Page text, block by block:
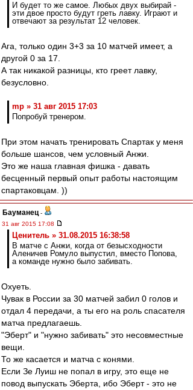
И будет то же самое. Любых двух выбирай -
эти двое просто будут греть лавку. Играют и
отвечают за результат 12 человек.
Ага, только один 3+3 за 10 матчей имеет, а
другой 0 за 17.
А так никакой разницы, кто греет лавку,
безусловно.
mp » 31 авг 2015 17:03
Попробуй тренером.
При этом начать тренировать Спартак у меня
больше шансов, чем условный Анжи.
Это же наша главная фишка - давать
бесценный первый опыт работы настоящим
спартаковцам. ))
Бауманец -
31 авг 2015 17:08
Ценитель » 31.08.2015 16:38:58
В матче с Анжи, когда от безысходности
Аленичев Ромуло выпустил, вместо Попова,
а команде нужно было забивать.
Охуеть.
Чувак в России за 30 матчей забил 0 голов и
отдал 4 передачи, а ты его на роль спасателя
матча предлагаешь.
"Эберт" и "нужно забивать" это несовместные
вещи.
То же касается и матча с конями.
Если Зе Луиш не попал в игру, это еще не
повод выпускать Эберта, ибо Эберт - это не